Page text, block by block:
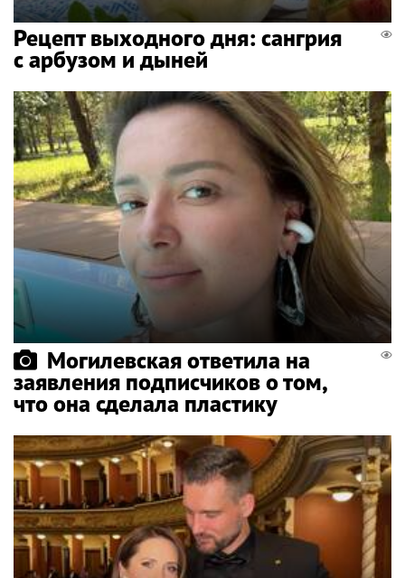
Рецепт выходного дня: сангрия
с арбузом и дыней
Могилевская ответила на
заявления подписчиков о том,
что она сделала пластику